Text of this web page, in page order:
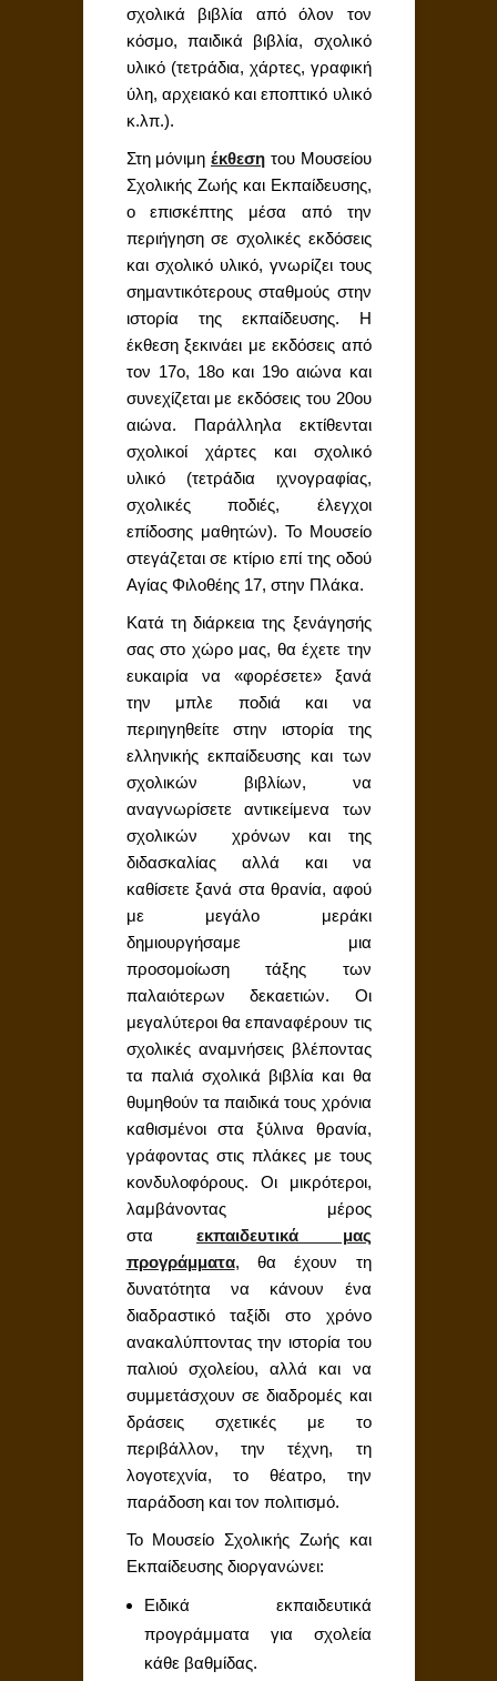
σχολικά βιβλία από όλον τον
κόσμο, παιδικά βιβλία, σχολικό
υλικό (τετράδια, χάρτες, γραφική
ύλη, αρχειακό και εποπτικό υλικό
κ.λπ.).
Στη μόνιμη έκθεση του Μουσείου
Σχολικής Ζωής και Εκπαίδευσης,
ο επισκέπτης μέσα από την
περιήγηση σε σχολικές εκδόσεις
και σχολικό υλικό, γνωρίζει τους
σημαντικότερους σταθμούς στην
ιστορία της εκπαίδευσης. Η
έκθεση ξεκινάει με εκδόσεις από
τον 17ο, 18ο και 19ο αιώνα και
συνεχίζεται με εκδόσεις του 20ου
αιώνα. Παράλληλα εκτίθενται
σχολικοί χάρτες και σχολικό
υλικό (τετράδια ιχνογραφίας,
σχολικές ποδιές, έλεγχοι
επίδοσης μαθητών). Το Μουσείο
στεγάζεται σε κτίριο επί της οδού
Αγίας Φιλοθέης 17, στην Πλάκα.
Κατά τη διάρκεια της ξενάγησής
σας στο χώρο μας, θα έχετε την
ευκαιρία να «φορέσετε» ξανά
την μπλε ποδιά και να
περιηγηθείτε στην ιστορία της
ελληνικής εκπαίδευσης και των
σχολικών βιβλίων, να
αναγνωρίσετε αντικείμενα των
σχολικών χρόνων και της
διδασκαλίας αλλά και να
καθίσετε ξανά στα θρανία, αφού
με μεγάλο μεράκι
δημιουργήσαμε μια
προσομοίωση τάξης των
παλαιότερων δεκαετιών. Oι
μεγαλύτεροι θα επαναφέρουν τις
σχολικές αναμνήσεις βλέποντας
τα παλιά σχολικά βιβλία και θα
θυμηθούν τα παιδικά τους χρόνια
καθισμένοι στα ξύλινα θρανία,
γράφοντας στις πλάκες με τους
κονδυλοφόρους. Οι μικρότεροι,
λαμβάνοντας μέρος
στα εκπαιδευτικά μας
προγράμματα, θα έχουν τη
δυνατότητα να κάνουν ένα
διαδραστικό ταξίδι στο χρόνο
ανακαλύπτοντας την ιστορία του
παλιού σχολείου, αλλά και να
συμμετάσχουν σε διαδρομές και
δράσεις σχετικές με το
περιβάλλον, την τέχνη, τη
λογοτεχνία, το θέατρο, την
παράδοση και τον πολιτισμό.
Το Μουσείο Σχολικής Ζωής και
Εκπαίδευσης διοργανώνει:
Ειδικά εκπαιδευτικά
προγράμματα για σχολεία
κάθε βαθμίδας.